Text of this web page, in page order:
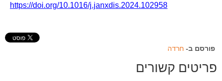
https://doi.org/10.1016/j.janxdis.2024.102958
פורסם ב- חרדה
פריטים קשורים